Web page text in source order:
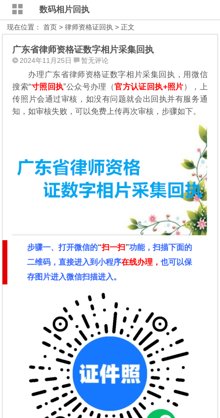
数码相片回执
现在位置：首页 >律师资格证回执 > 正文
广东省律师资格证数字相片采集回执
2024年11月25日 暂无评论
办理广东省律师资格证数字相片采集回执，用微信
搜索“寸照回执”公众号办理（官方认证回执+照片），
上
传照片会通过审核，如没有问题就会出回执并有服务通
知，如审核失败，可以免费上传再次审核，步骤如下。
步骤一、打开微信的“扫一扫”功能，扫描下面的
二维码，直接进入到小程序在线办理，也可以保
存图片进入微信扫描进入。